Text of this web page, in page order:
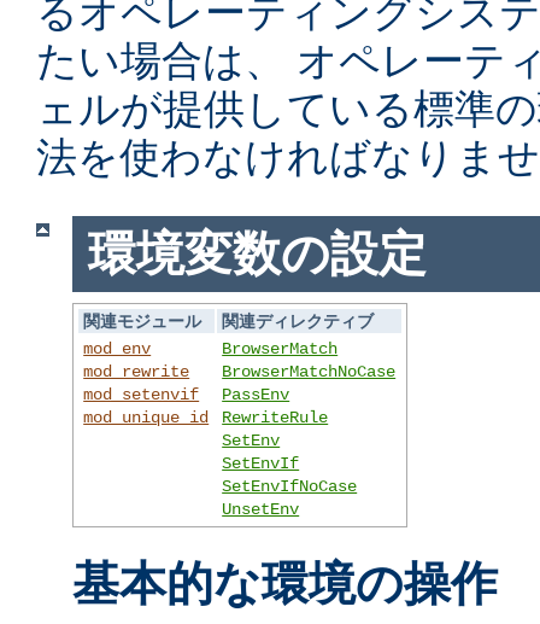
るオペレーティングシス
たい場合は、 オペレーテ
ェルが提供している標準
法を使わなければなりま
環境変数の設定
関連モジュール
関連ディレクティブ
mod_env
mod_rewrite
mod_setenvif
mod_unique_id
BrowserMatch
BrowserMatchNoCase
PassEnv
RewriteRule
SetEnv
SetEnvIf
SetEnvIfNoCase
UnsetEnv
基本的な環境の操作